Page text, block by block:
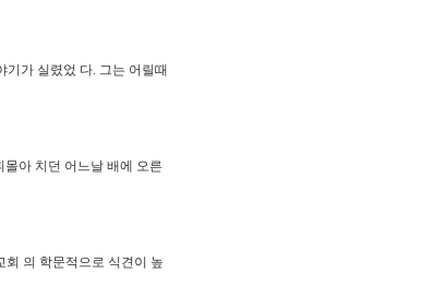
가 실렸었 다. 그는 어릴때
아 치던 어느날 배에 오른
의 학문적으로 식견이 높